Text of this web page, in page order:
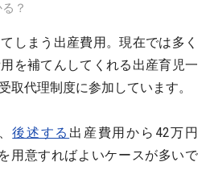
？
しまう出産費用。現在では多く
を補てんしてくれる出産育児一
取代理制度に参加しています。
後述する 出産費用から42万円
用意すればよいケースが多いで